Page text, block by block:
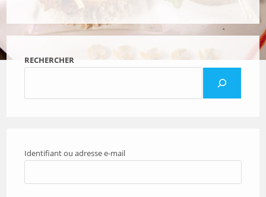
RECHERCHER
Identifiant ou adresse e-mail